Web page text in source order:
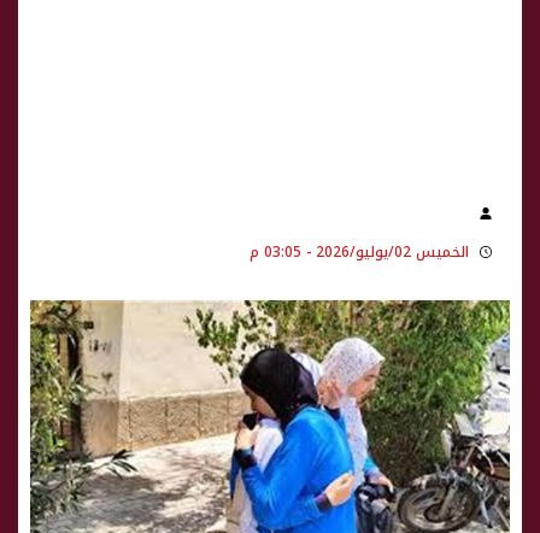
الخميس 02/يوليو/2026 - 03:05 م